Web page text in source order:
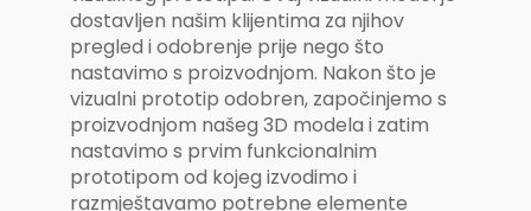
dostavljen našim klijentima za njihov
pregled i odobrenje prije nego što
nastavimo s proizvodnjom. Nakon što je
vizualni prototip odobren, započinjemo s
proizvodnjom našeg 3D modela i zatim
nastavimo s prvim funkcionalnim
prototipom od kojeg izvodimo i
razmještavamo potrebne elemente